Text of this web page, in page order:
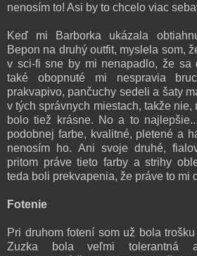
nenosím to! Asi by to chcelo viac
Keď mi Barborka ukázala
Bepon na druhý outfit, myslela som,
v sci-fi sne by mi nenapadlo, že sa
také obopnuté mi nespravia
prakvapivo, pančuchy sedeli a šaty
v tých správnych miestach, takže
bolo tiež krásne. No a to
podobnej farbe, kvalitné, pletené a
nenosím ho. Ani svoje druhé,
pritom práve tieto farby a strihy
teda boli prekvapenia, že práve to mi
Fotenie
Pri druhom fotení som už bola
Zuzka bola veľmi tolerantná